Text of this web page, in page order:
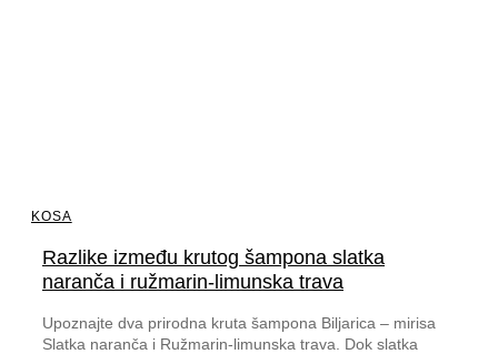
KOSA
Razlike između krutog šampona slatka
naranča i ružmarin-limunska trava
Upoznajte dva prirodna kruta šampona Biljarica – mirisa
Slatka naranča i Ružmarin-limunska trava. Dok slatka